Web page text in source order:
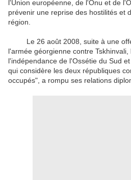
l'Union européenne, de l'Onu et de
prévenir une reprise des hostilités et
région.
Le 26 août 2008, suite à une
l'armée géorgienne contre
l'indépendance de l'Ossétie du Sud
qui considère les deux républiques
occupés", a rompu ses relations